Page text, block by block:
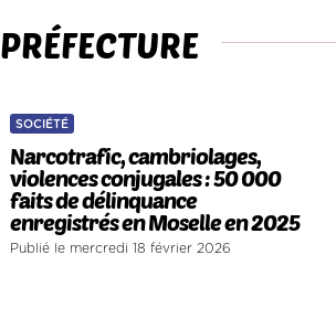
PRÉFECTURE
SOCIÉTÉ
Narcotrafic, cambriolages,
violences conjugales : 50 000
faits de délinquance
enregistrés en Moselle en 2025
Publié le mercredi 18 février 2026